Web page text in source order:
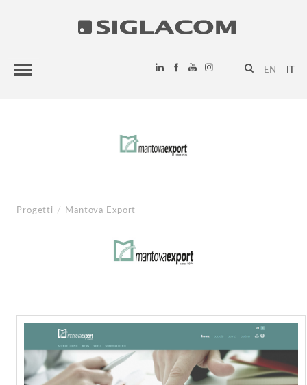
EN
Progetti / Mantova Export